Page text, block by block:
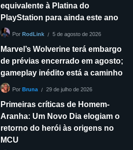
equivalente à Platina do
PlayStation para ainda este ano
Por RodLink 5 de agosto de 2026
Marvel’s Wolverine terá embargo
de prévias encerrado em agosto;
gameplay inédito está a caminho
Por Bruna 29 de julho de 2026
Primeiras críticas de Homem-
Aranha: Um Novo Dia elogiam o
retorno do herói às origens no
MCU